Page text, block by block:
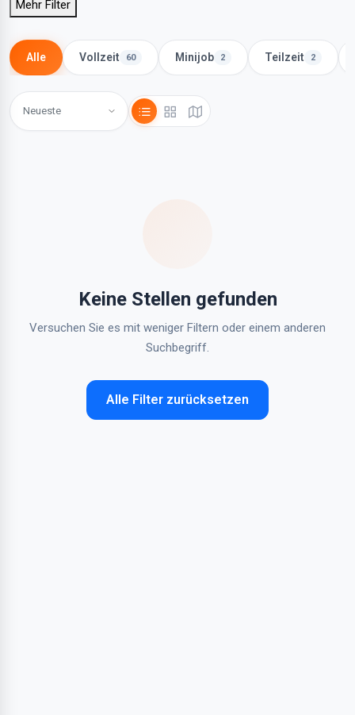
Mehr Filter
Alle Vollzeit 60 Minijob 2 Teilzeit 2
Keine Stellen gefunden
Versuchen Sie es mit weniger Filtern oder einem anderen
Suchbegriff.
Alle Filter zurücksetzen